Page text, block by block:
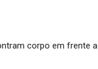
corpo em frente